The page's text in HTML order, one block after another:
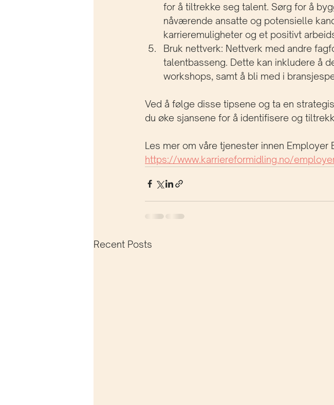
for å tiltrekke seg talent. Sørg for å
nåværende ansatte og potensielle
karrieremuligheter og et positivt
Bruk nettverk: Nettverk med andre
talentbasseng. Dette kan inkludere å
workshops, samt å bli med i
Ved å følge disse tipsene og ta en
du øke sjansene for å identifisere og
Les mer om våre tjenester innen Employer
https://www.karriereformidling.no/
Recent Posts